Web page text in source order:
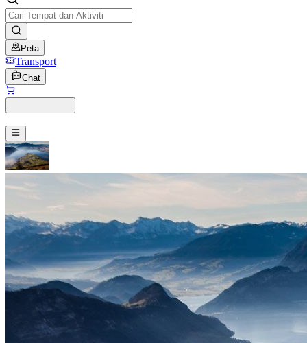
Peta
Transport
Chat